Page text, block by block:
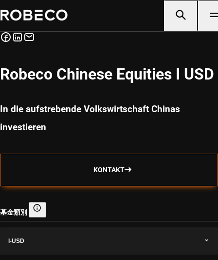
Robeco Chinese Equities I USD
In die aufstrebende Volkswirtschaft Chinas
investieren
KONTAKT
基金類別 基金類別
I-USD